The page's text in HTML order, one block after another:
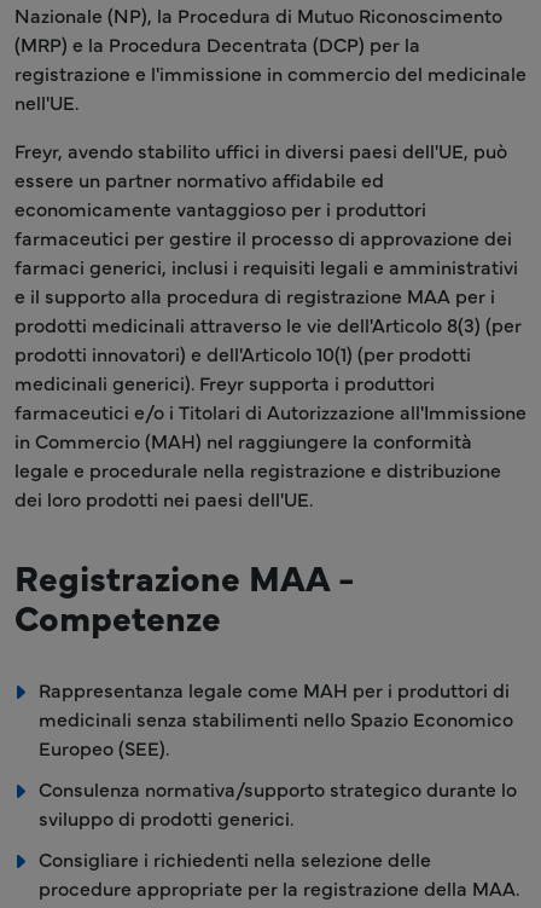
Nazionale (NP), la Procedura di Mutuo Riconoscimento
(MRP) e la Procedura Decentrata (DCP) per la
registrazione e l'immissione in commercio del medicinale
nell'UE.
Freyr, avendo stabilito uffici in diversi paesi dell'UE, può
essere un partner normativo affidabile ed
economicamente vantaggioso per i produttori
farmaceutici per gestire il processo di approvazione dei
farmaci generici, inclusi i requisiti legali e amministrativi
e il supporto alla procedura di registrazione MAA per i
prodotti medicinali attraverso le vie dell'Articolo 8(3) (per
prodotti innovatori) e dell'Articolo 10(1) (per prodotti
medicinali generici). Freyr supporta i produttori
farmaceutici e/o i Titolari di Autorizzazione all'Immissione
in Commercio (MAH) nel raggiungere la conformità
legale e procedurale nella registrazione e distribuzione
dei loro prodotti nei paesi dell'UE.
Registrazione MAA -
Competenze
Rappresentanza legale come MAH per i produttori di
medicinali senza stabilimenti nello Spazio Economico
Europeo (SEE).
Consulenza normativa/supporto strategico durante lo
sviluppo di prodotti generici.
Consigliare i richiedenti nella selezione delle
procedure appropriate per la registrazione della MAA.